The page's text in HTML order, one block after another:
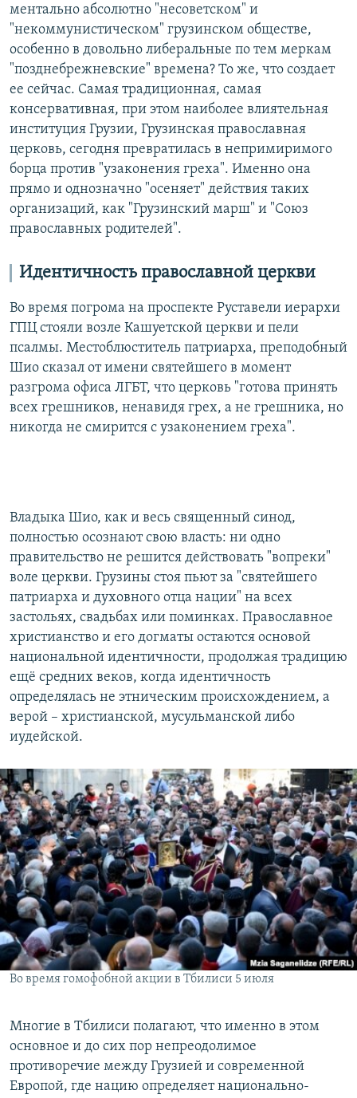
ментально абсолютно "несоветском" и
"некоммунистическом" грузинском обществе,
особенно в довольно либеральные по тем меркам
"позднебрежневские" времена? То же, что создает
ее сейчас. Самая традиционная, самая
консервативная, при этом наиболее влиятельная
институция Грузии, Грузинская православная
церковь, сегодня превратилась в непримиримого
борца против "узаконения греха". Именно она
прямо и однозначно "осеняет" действия таких
организаций, как "Грузинский марш" и "Союз
православных родителей".
Идентичность православной церкви
Во время погрома на проспекте Руставели иерархи
ГПЦ стояли возле Кашуетской церкви и пели
псалмы. Местоблюститель патриарха, преподобный
Шио сказал от имени святейшего в момент
разгрома офиса ЛГБТ, что церковь "готова принять
всех грешников, ненавидя грех, а не грешника, но
никогда не смирится с узаконением греха".
Владыка Шио, как и весь священный синод,
полностью осознают свою власть: ни одно
правительство не решится действовать "вопреки"
воле церкви. Грузины стоя пьют за "святейшего
патриарха и духовного отца нации" на всех
застольях, свадьбах или поминках. Православное
христианство и его догматы остаются основой
национальной идентичности, продолжая традицию
ещё средних веков, когда идентичность
определялась не этническим происхождением, а
верой – христианской, мусульманской либо
иудейской.
Во время гомофобной акции в Тбилиси 5 июля
Многие в Тбилиси полагают, что именно в этом
основное и до сих пор непреодолимое
противоречие между Грузией и современной
Европой, где нацию определяет национально-